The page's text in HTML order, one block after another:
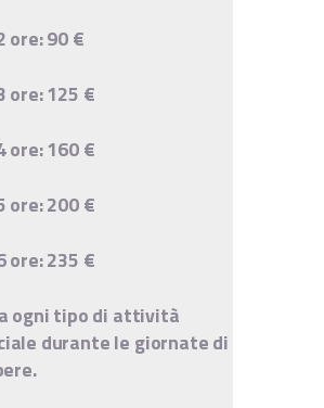
ore: 90 €
ore: 125 €
ore: 160 €
ore: 200 €
ore: 235 €
ogni tipo di attività
durante le giornate di